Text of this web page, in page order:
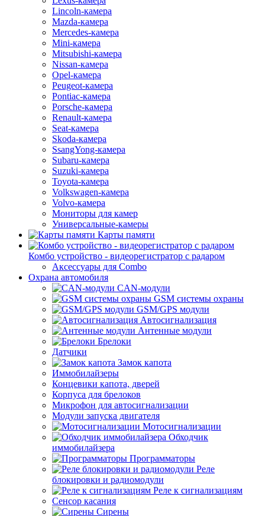
Lincoln-камера
Mazda-камера
Mercedes-камера
Mini-камера
Mitsubishi-камера
Nissan-камера
Opel-камера
Peugeot-камера
Pontiac-камера
Porsche-камера
Renault-камера
Seat-камера
Skoda-камера
SsangYong-камера
Subaru-камера
Suzuki-камера
Toyota-камера
Volkswagen-камера
Volvo-камера
Мониторы для камер
Универсальные-камеры
Карты памяти
Комбо устройство - видеорегистратор с радаром
Аксессуары для Combo
Охрана автомобиля
CAN-модули
GSM системы охраны
GSM/GPS модули
Автосигнализация
Антенные модули
Брелоки
Датчики
Замок капота
Иммобилайзеры
Концевики капота, дверей
Корпуса для брелоков
Микрофон для автосигнализации
Модули запуска двигателя
Мотосигнализации
Обходчик
иммобилайзера
Программаторы
Реле
блокировки и радиомодули
Реле к сигнализациям
Сенсор касания
Сирены